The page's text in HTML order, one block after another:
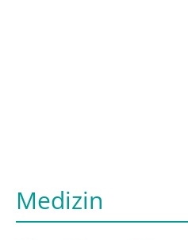
Medizin